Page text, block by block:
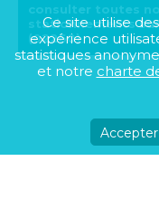
consulter toutes
stationnements
(02260)
Ce site utilise
expérience
statistiques
et notre charte